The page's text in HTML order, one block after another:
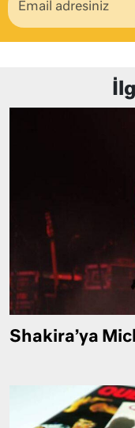
Shakira’ya